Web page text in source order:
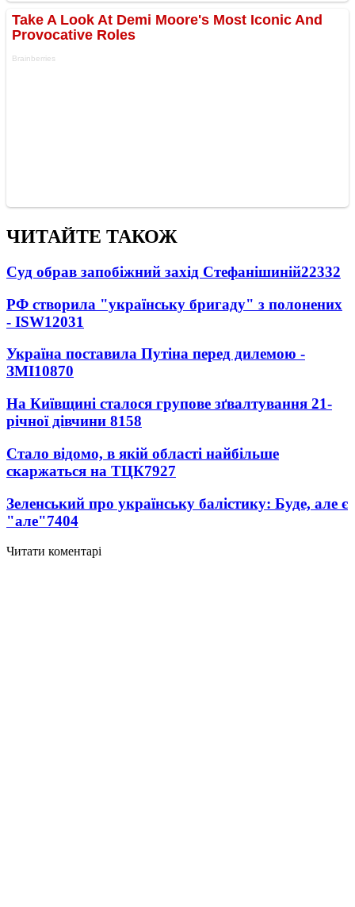
ЧИТАЙТЕ ТАКОЖ
Суд обрав запобіжний захід Стефанішиній22332
РФ створила "українську бригаду" з полонених
- ISW12031
Україна поставила Путіна перед дилемою -
ЗМІ10870
На Київщині сталося групове зґвалтування 21-
річної дівчини 8158
Стало відомо, в якій області найбільше
скаржаться на ТЦК7927
Зеленський про українську балістику: Буде, але є
"але"7404
Читати коментарі